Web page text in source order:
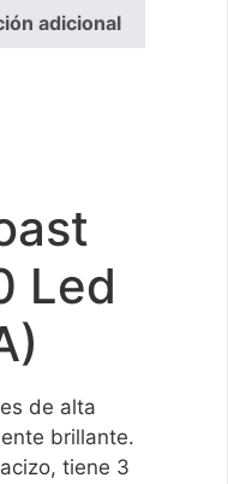
adicional
Led
de alta
brillante.
tiene 3